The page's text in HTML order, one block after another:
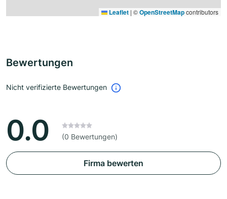
Leaflet | ©OpenStreetMapcontributors
Bewertungen
Nicht verifizierte Bewertungen
0.0 (0 Bewertungen)
Firma bewerten